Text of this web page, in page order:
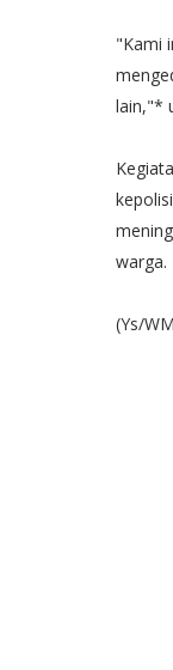
"Kami
lain,"*
warga.
(Ys/